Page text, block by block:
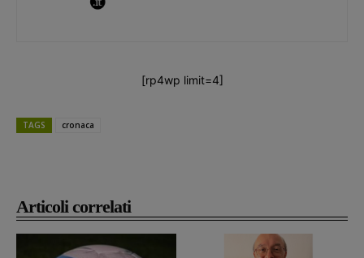
Articoli correlati
[rp4wp limit=4]
TAGS cronaca